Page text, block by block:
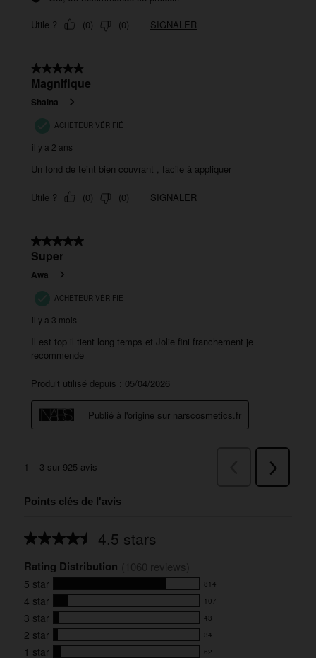
Points clés de l'avis
4.5 stars
Average
for
this
product:
4.5
out
of
5
stars
Rating Distribution
5 star 814
814
reviews
with
5
star
4 star 107
107
reviews
with
4
3 star 43
43
reviews
with
2 star 34
34
1 star 62